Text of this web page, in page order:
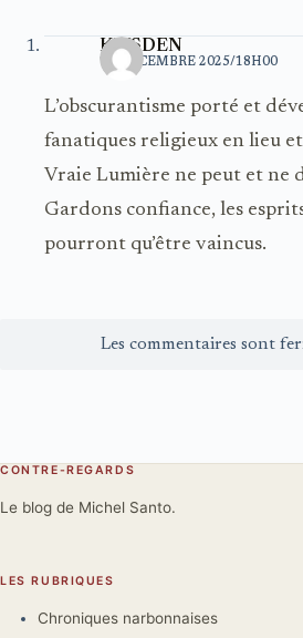
KRISDEN
15 DÉCEMBRE 2025/18H00
L’obscurantisme porté et
fanatiques religieux en lieu
Vraie Lumière ne peut et ne
Gardons confiance, les
pourront qu’être vaincus.
Les commentaires sont
CONTRE-REGARDS
Le blog de Michel Santo.
LES RUBRIQUES
Chroniques narbonnaises